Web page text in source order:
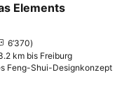
hinzufügen
Elements
6’370
km bis Freiburg
Feng-Shui-Designkonzept